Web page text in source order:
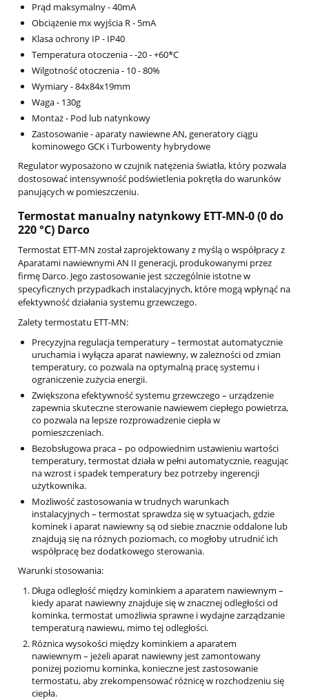
Prąd maksymalny - 40mA
Obciążenie mx wyjścia R - 5mA
Klasa ochrony IP - IP40
Temperatura otoczenia - -20 - +60*C
Wilgotność otoczenia - 10 - 80%
Wymiary - 84x84x19mm
Waga - 130g
Montaż - Pod lub natynkowy
Zastosowanie - aparaty nawiewne AN, generatory ciągu
kominowego GCK i Turbowenty hybrydowe
Regulator wyposażono w czujnik natężenia światła, który pozwala
dostosować intensywność podświetlenia pokrętła do warunków
panujących w pomieszczeniu.
Termostat manualny natynkowy ETT-MN-0 (0 do
220 °C) Darco
Termostat ETT-MN został zaprojektowany z myślą o współpracy z
Aparatami nawiewnymi AN II generacji, produkowanymi przez
firmę Darco. Jego zastosowanie jest szczególnie istotne w
specyficznych przypadkach instalacyjnych, które mogą wpłynąć na
efektywność działania systemu grzewczego.
Zalety termostatu ETT-MN:
Precyzyjna regulacja temperatury – termostat automatycznie
uruchamia i wyłącza aparat nawiewny, w zależności od zmian
temperatury, co pozwala na optymalną pracę systemu i
ograniczenie zużycia energii.
Zwiększona efektywność systemu grzewczego – urządzenie
zapewnia skuteczne sterowanie nawiewem ciepłego powietrza,
co pozwala na lepsze rozprowadzenie ciepła w
pomieszczeniach.
Bezobsługowa praca – po odpowiednim ustawieniu wartości
temperatury, termostat działa w pełni automatycznie, reagując
na wzrost i spadek temperatury bez potrzeby ingerencji
użytkownika.
Możliwość zastosowania w trudnych warunkach
instalacyjnych – termostat sprawdza się w sytuacjach, gdzie
kominek i aparat nawiewny są od siebie znacznie oddalone lub
znajdują się na różnych poziomach, co mogłoby utrudnić ich
współpracę bez dodatkowego sterowania.
Warunki stosowania:
Długa odległość między kominkiem a aparatem nawiewnym –
kiedy aparat nawiewny znajduje się w znacznej odległości od
kominka, termostat umożliwia sprawne i wydajne zarządzanie
temperaturą nawiewu, mimo tej odległości.
Różnica wysokości między kominkiem a aparatem
nawiewnym – jeżeli aparat nawiewny jest zamontowany
poniżej poziomu kominka, konieczne jest zastosowanie
termostatu, aby zrekompensować różnicę w rozchodzeniu się
ciepła.